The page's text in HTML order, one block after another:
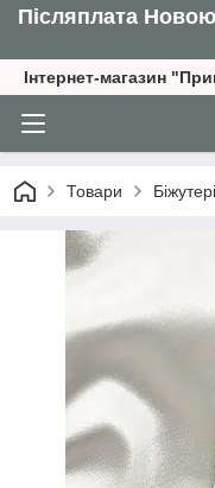
Післяплата
Інтернет-магазин
Товари